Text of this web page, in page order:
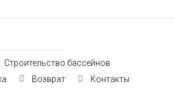
Строительство бассейнов
Возврат
Контакты